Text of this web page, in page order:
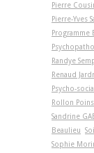
Pierre
Pierre-Yves
Programme
Randye
Renaud
Psycho-
Rollon
Sandrine
Beaulieu
Sophie